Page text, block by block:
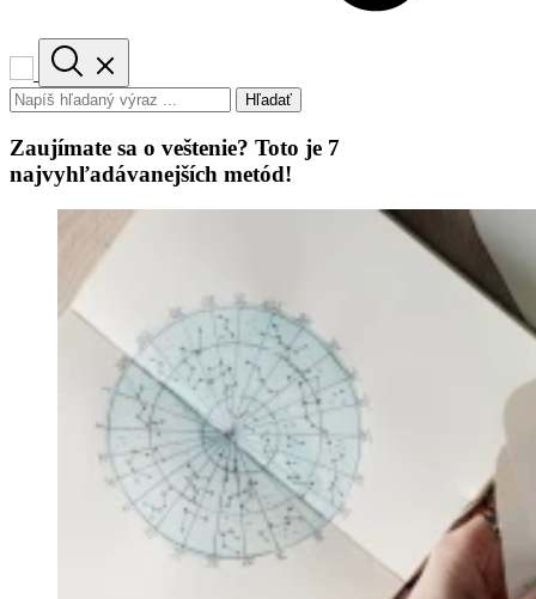
Hľadať
Zaujímate sa o veštenie? Toto je 7
najvyhľadávanejších metód!